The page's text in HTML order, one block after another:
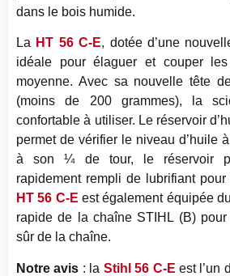
dans le bois humide.
La HT 56 C-E, dotée d’une
idéale pour élaguer et couper
moyenne. Avec sa nouvelle tête
(moins de 200 grammes), la
confortable à utiliser. Le réservoir
permet de vérifier le niveau d’huile
à son ¼ de tour, le réservoir
rapidement rempli de lubrifiant
HT 56 C-E est également équipée
rapide de la chaîne STIHL (B)
sûr de la chaîne.
Notre avis : la Stihl 56 C-E est l’un